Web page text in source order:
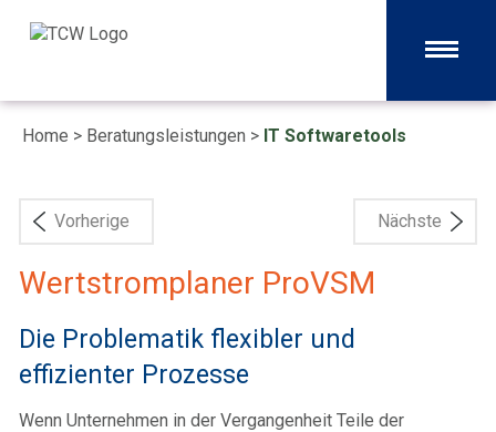
Home > Beratungsleistungen > IT Softwaretools
Vorherige Nächste
Wertstromplaner ProVSM
Die Problematik flexibler und
effizienter Prozesse
Wenn Unternehmen in der Vergangenheit Teile der